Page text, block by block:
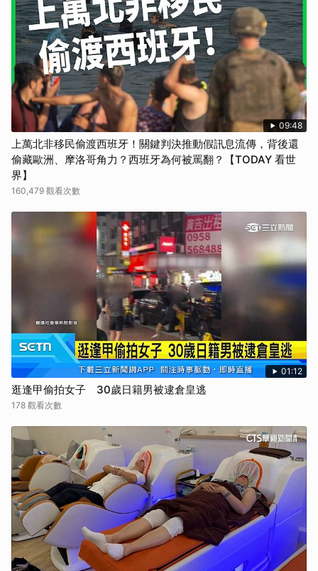
09:48
上萬北非移民偷渡西班牙！關鍵判決推動假訊息流傳，背後還
偷藏歐洲、摩洛哥角力？西班牙為何被罵翻？【TODAY 看世
界】
160,479 觀看次數
01:12
逛逢甲偷拍女子 30歲日籍男被逮倉皇逃
178 觀看次數